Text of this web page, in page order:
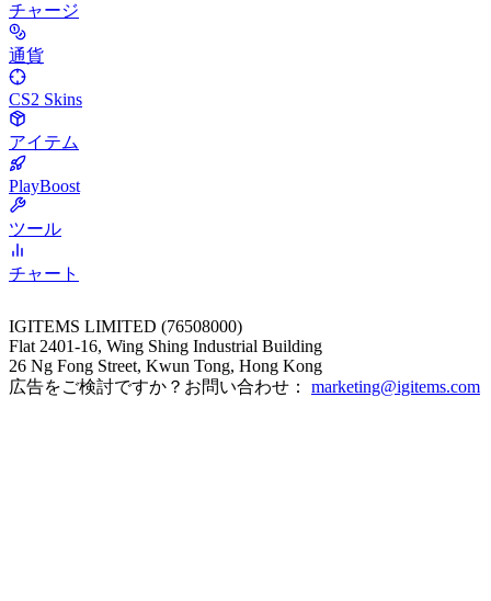
チャージ
通貨
CS2 Skins
アイテム
PlayBoost
ツール
チャート
IGITEMS LIMITED (76508000)
Flat 2401-16, Wing Shing Industrial Building
26 Ng Fong Street, Kwun Tong, Hong Kong
広告をご検討ですか？お問い合わせ： marketing@igitems.com